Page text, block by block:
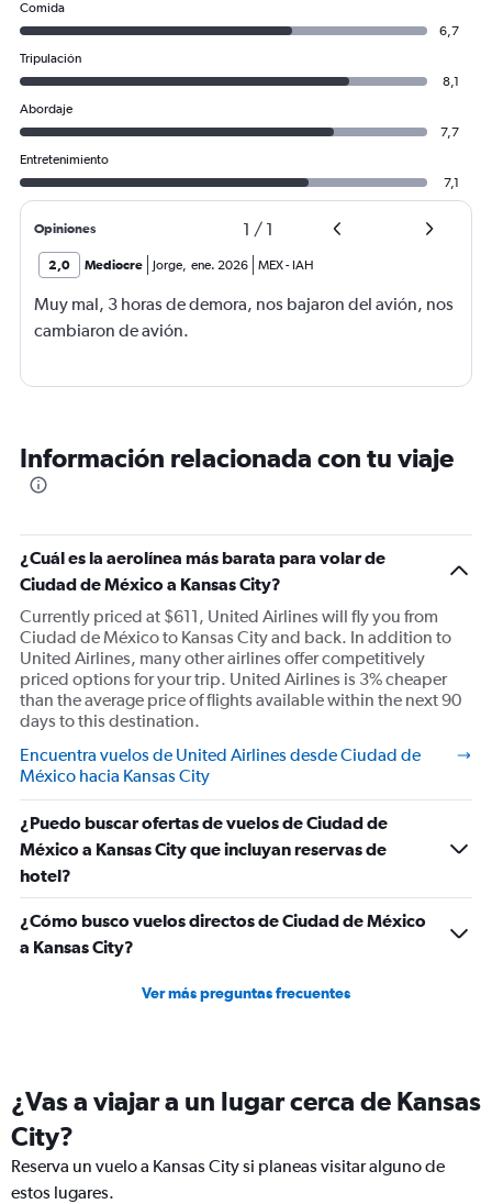
Comida
6,7
Tripulación
8,1
Abordaje
7,7
Entretenimiento
7,1
Opiniones 1 / 1
2,0 Mediocre Jorge, ene. 2026 MEX- IAH
Muy mal, 3 horas de demora, nos bajaron del avión, nos
cambiaron de avión.
Información relacionada con tu viaje
¿Cuál es la aerolínea más barata para volar de
Ciudad de México a Kansas City?
Currently priced at $611, United Airlines will fly you from
Ciudad de México to Kansas City and back. In addition to
United Airlines, many other airlines offer competitively
priced options for your trip. United Airlines is 3% cheaper
than the average price of flights available within the next 90
days to this destination.
Encuentra vuelos de United Airlines desde Ciudad de
México hacia Kansas City
¿Puedo buscar ofertas de vuelos de Ciudad de
México a Kansas City que incluyan reservas de
hotel?
¿Cómo busco vuelos directos de Ciudad de México
a Kansas City?
Ver más preguntas frecuentes
¿Vas a viajar a un lugar cerca de Kansas
City?
Reserva un vuelo a Kansas City si planeas visitar alguno de
estos lugares.